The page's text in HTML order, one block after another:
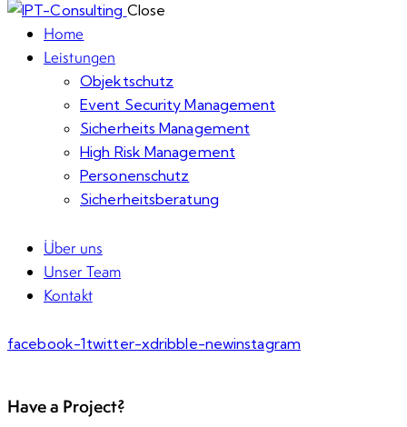
Close
Home
Leistungen
Objektschutz
Event Security Management
Sicherheits Management
High Risk Management
Personenschutz
Sicherheitsberatung
Über uns
Unser Team
Kontakt
facebook-1twitter-xdribble-newinstagram
Have a Project?